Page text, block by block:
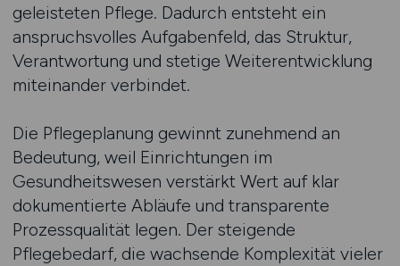
geleisteten Pflege. Dadurch entsteht ein
anspruchsvolles Aufgabenfeld, das Struktur,
Verantwortung und stetige Weiterentwicklung
miteinander verbindet.
Die Pflegeplanung gewinnt zunehmend an
Bedeutung, weil Einrichtungen im
Gesundheitswesen verstärkt Wert auf klar
dokumentierte Abläufe und transparente
Prozessqualität legen. Der steigende
Pflegebedarf, die wachsende Komplexität vieler